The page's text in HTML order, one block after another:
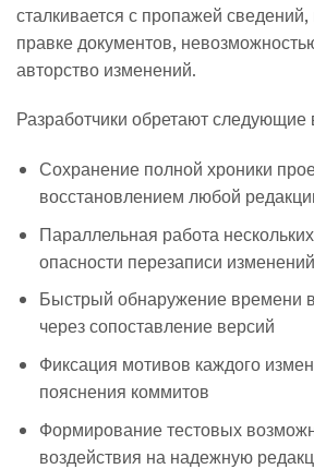
сталкивается с пропажей
правке документов,
авторство изменений.
Разработчики обретают следующие
Сохранение полной хроники
восстановлением любой
Параллельная работа
опасности перезаписи изменений
Быстрый обнаружение времени
через сопоставление версий
Фиксация мотивов каждого
пояснения коммитов
Формирование тестовых
воздействия на надежную